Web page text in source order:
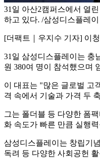
31일 아산2캠퍼스에서 열
하고 있다. /삼성디스플레이
[더팩트｜우지수 기자] 이
31일 삼성디스플레이는 충
원 380여 명이 참석했으며
이 대표는 "많은 글로벌 고
격 속에서 기술과 가격 두
그는 폴더블 등 다양한 폼
화 속도가 빠른 만큼 실행
삼성디스플레이는 창립기
독려 등 다양한 사회공헌